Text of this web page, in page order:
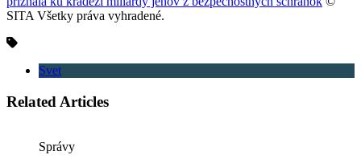
SITA Všetky práva vyhradené.
Svet
Related Articles
Správy